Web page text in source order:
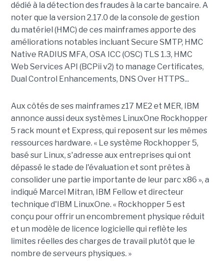
dédié à la détection des fraudes à la carte bancaire. A
noter que la version 2.17.0 de la console de gestion
du matériel (HMC) de ces mainframes apporte des
améliorations notables incluant Secure SMTP, HMC
Native RADIUS MFA, OSA ICC (OSC) TLS 1.3, HMC
Web Services API (BCPii v2) to manage Certificates,
Dual Control Enhancements, DNS Over HTTPS...
Aux côtés de ses mainframes z17 ME2 et MER, IBM
annonce aussi deux systèmes LinuxOne Rockhopper
5 rack mount et Express, qui reposent sur les mêmes
ressources hardware. « Le système Rockhopper 5,
basé sur Linux, s'adresse aux entreprises qui ont
dépassé le stade de l'évaluation et sont prêtes à
consolider une partie importante de leur parc x86 », a
indiqué Marcel Mitran, IBM Fellow et directeur
technique d'IBM LinuxOne. « Rockhopper 5 est
conçu pour offrir un encombrement physique réduit
et un modèle de licence logicielle qui reflète les
limites réelles des charges de travail plutôt que le
nombre de serveurs physiques. »